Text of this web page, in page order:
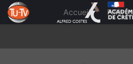
content
Accueil Filières